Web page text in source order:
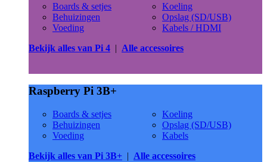
Boards & setjes
Behuizingen
Voeding
Koeling
Opslag (SD/USB)
Kabels / HDMI
Bekijk alles van Pi 4 | Alle accessoires
Raspberry Pi 3B+
Boards & setjes
Behuizingen
Voeding
Koeling
Opslag (SD/USB)
Kabels
Bekijk alles van Pi 3B+ | Alle accessoires